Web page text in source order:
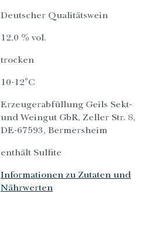
Deutscher Qualitätswein
12,0 % vol.
trocken
10-12°C
Erzeugerabfüllung Geils Sekt-
und Weingut GbR, Zeller Str. 8,
DE-67593, Bermersheim
enthält Sulfite
Informationen zu Zutaten und
Nährwerten